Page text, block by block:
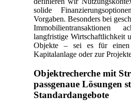
solide
Vorgaben. Besonders bei
langfristige Wirtschaftlichkeit
Objekte – sei es für einen
Kapitalanlage oder zur
Objektrecherche mit
passgenaue Lösungen
Standardangebote